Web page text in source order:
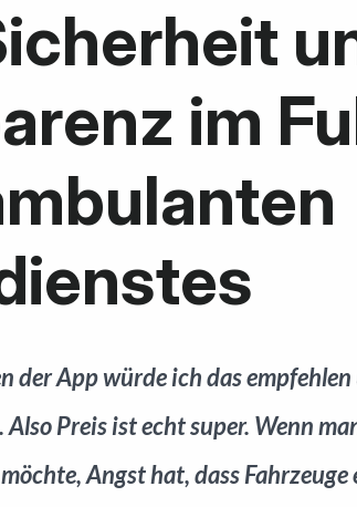
im
der App würde ich das
Preis ist echt super. Wenn
Angst hat, dass